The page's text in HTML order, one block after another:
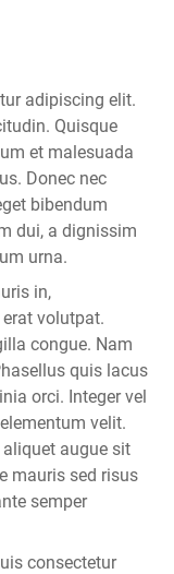
adipiscing elit.
Quisque
et malesuada
Donec nec
bibendum
dui, a dignissim
urna.
in,
volutpat.
congue. Nam
quis lacus
orci. Integer vel
velit.
augue sit
mauris sed risus
semper
consectetur